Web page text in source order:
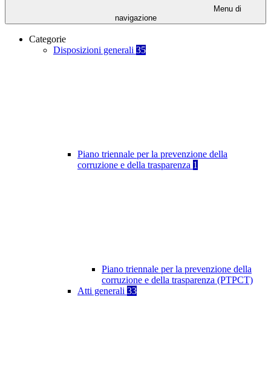
Menu di
navigazione
Categorie
Disposizioni generali 35
Piano triennale per la prevenzione della
corruzione e della trasparenza 1
Piano triennale per la prevenzione della
corruzione e della trasparenza (PTPCT)
Atti generali 33